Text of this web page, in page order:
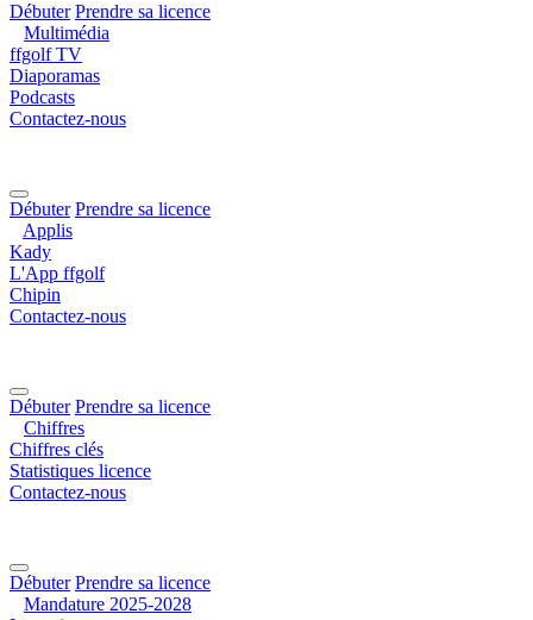
Débuter Prendre sa licence
Multimédia
ffgolf TV
Diaporamas
Podcasts
Contactez-nous
Débuter Prendre sa licence
Applis
Kady
L'App ffgolf
Chipin
Contactez-nous
Débuter Prendre sa licence
Chiffres
Chiffres clés
Statistiques licence
Contactez-nous
Débuter Prendre sa licence
Mandature 2025-2028